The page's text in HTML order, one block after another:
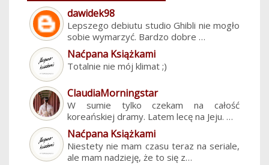
dawidek98
Lepszego debiutu studio Ghibli nie mogło
sobie wymarzyć. Bardzo dobre …
Naćpana Książkami
Totalnie nie mój klimat ;)
ClaudiaMorningstar
W sumie tylko czekam na całość
koreańskiej dramy. Latem lecę na Jeju. …
Naćpana Książkami
Niestety nie mam czasu teraz na seriale,
ale mam nadzieję, że to się z…